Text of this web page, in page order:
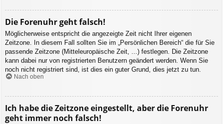
Die Forenuhr geht falsch!
Möglicherweise entspricht die angezeigte Zeit nicht Ihrer eigenen
Zeitzone. In diesem Fall sollten Sie im „Persönlichen Bereich“ die für Sie
passende Zeitzone (Mitteleuropäische Zeit, ...) festlegen. Die Zeitzone
kann dabei nur von registrierten Benutzern geändert werden. Wenn Sie
noch nicht registriert sind, ist dies ein guter Grund, dies jetzt zu tun.
Nach oben
Ich habe die Zeitzone eingestellt, aber die Forenuhr
geht immer noch falsch!